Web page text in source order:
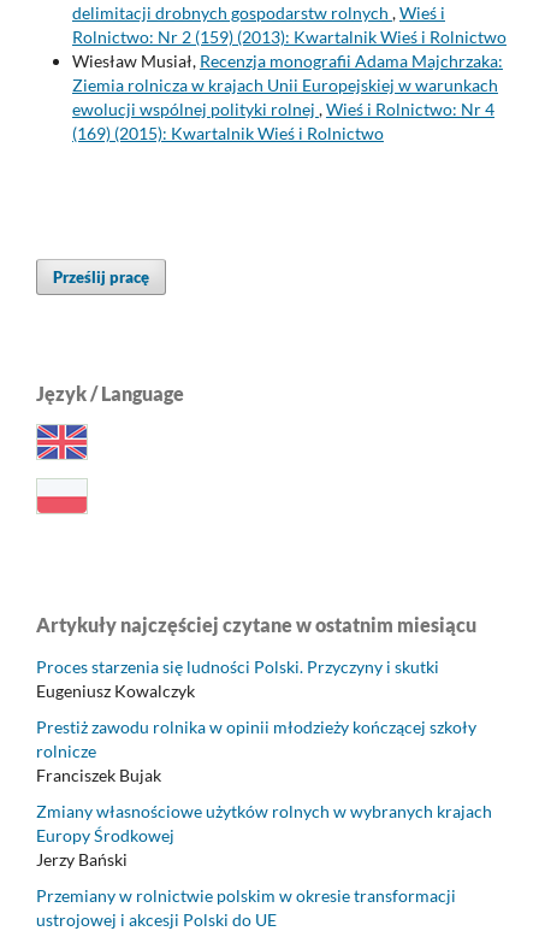
delimitacji drobnych gospodarstw rolnych ,Wieś i
Rolnictwo: Nr 2 (159) (2013): Kwartalnik Wieś i Rolnictwo
Wiesław Musiał, Recenzja monografii Adama Majchrzaka:
Ziemia rolnicza w krajach Unii Europejskiej w warunkach
ewolucji wspólnej polityki rolnej ,Wieś i Rolnictwo: Nr 4
(169) (2015): Kwartalnik Wieś i Rolnictwo
Prześlij pracę
Język / Language
Artykuły najczęściej czytane w ostatnim miesiącu
Proces starzenia się ludności Polski. Przyczyny i skutki
Eugeniusz Kowalczyk
Prestiż zawodu rolnika w opinii młodzieży kończącej szkoły
rolnicze
Franciszek Bujak
Zmiany własnościowe użytków rolnych w wybranych krajach
Europy Środkowej
Jerzy Bański
Przemiany w rolnictwie polskim w okresie transformacji
ustrojowej i akcesji Polski do UE